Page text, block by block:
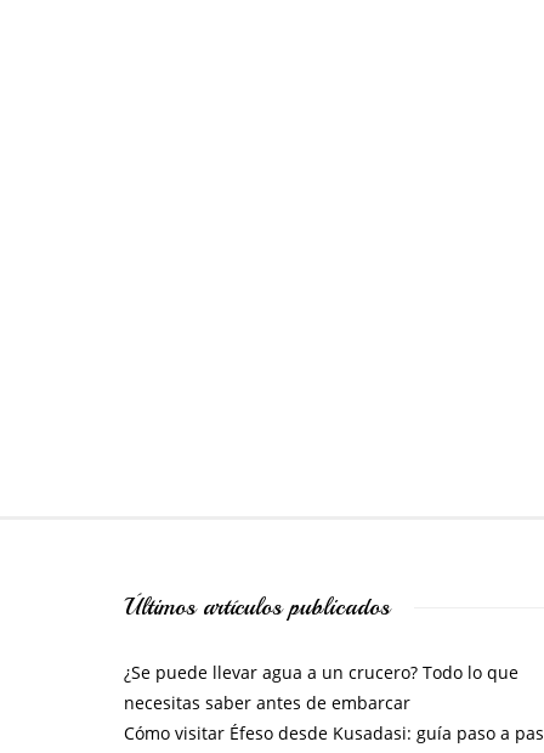
Últimos artículos publicados
¿Se puede llevar agua a un crucero? Todo lo que
necesitas saber antes de embarcar
Cómo visitar Éfeso desde Kusadasi: guía paso a